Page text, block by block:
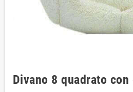
Divano 8 quadrato con